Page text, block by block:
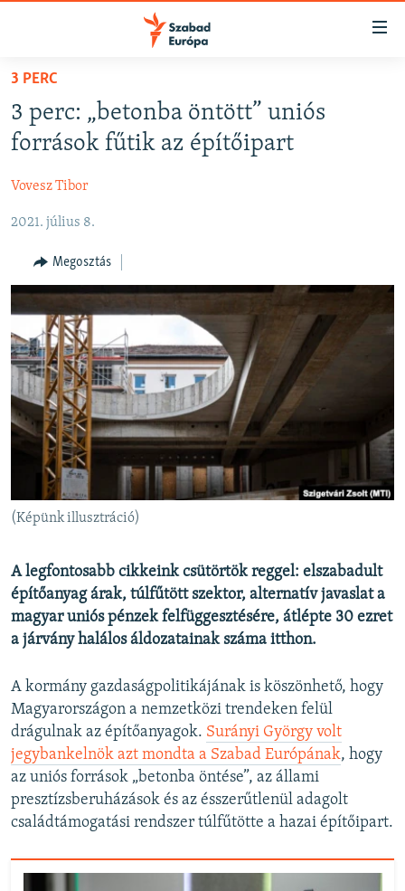
Akadálymentes
Ugrás
fő
oldalra
Ugrás
NAPIRENDEN
AKTUÁLIS
VIDEÓK
ELEMZŐ
NER15
SZABADON
TÁRSADALOM
DEMOKRÁCIA
A PÉNZ NYOMÁBAN
EURÓPAI UNIÓ
VILÁG
KLÍMAVÁLTOZÁS
A MÚLT TANULSÁGAI
KÖVESSEN MINKET!
Valamennyi RFE/RL weboldal
3 PERC
3 perc: „betonba öntött” uniós
források fűtik az építőipart
Vovesz Tibor
2021. július 8.
Megosztás
(Képünk illusztráció)
A legfontosabb cikkeink csütörtök reggel: elszabadult
építőanyag árak, túlfűtött szektor, alternatív javaslat a
magyar uniós pénzek felfüggesztésére, átlépte 30 ezret
a járvány halálos áldozatainak száma itthon.
A kormány gazdaságpolitikájának is köszönhető, hogy
Magyarországon a nemzetközi trendeken felül
drágulnak az építőanyagok. Surányi György volt
jegybankelnök azt mondta a Szabad Európának, hogy
az uniós források „betonba öntése”, az állami
presztízsberuházások és az ésszerűtlenül adagolt
családtámogatási rendszer túlfűtötte a hazai építőipart.